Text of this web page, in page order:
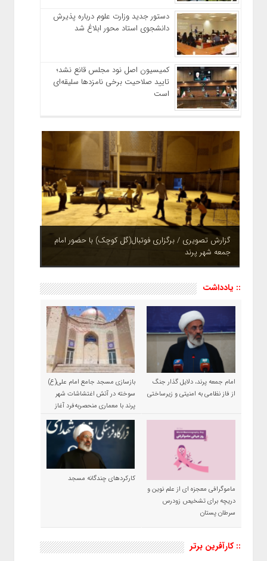
دستور جدید وزارت علوم درباره پذیرش
دانشجوی استاد محور ابلاغ شد
کمیسیون اصل نود مجلس قانع نشد؛
تایید صلاحیت برخی نامزدها سلیقه‌ای
است
چشم نوازی بوستان های شهر پرند در فصل بهار + تصاویر
:: یادداشت
امام جمعه پرند، دلایل گذار جنگ
از فاز نظامی به امنیتی و زیرساختی
بازسازی مسجد جامع امام علی(ع)
سوخته در آتش اغتشاشات شهر
پرند با معماری منحصربه‌فرد آغاز
شد
ماموگرافی معجزه ای از علم نوین و
دریچه برای تشخیص زودرس
سرطان پستان
کارکردهای چندگانه مسجد
:: کارآفرین برتر